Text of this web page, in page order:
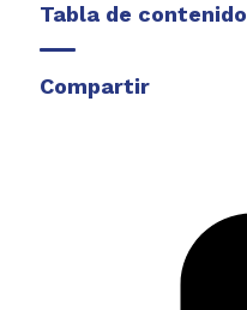
Tabla de contenido
Compartir